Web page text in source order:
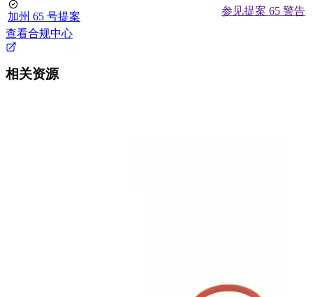
加州 65 号提案
参见提案 65 警告
查看合规中心
相关资源